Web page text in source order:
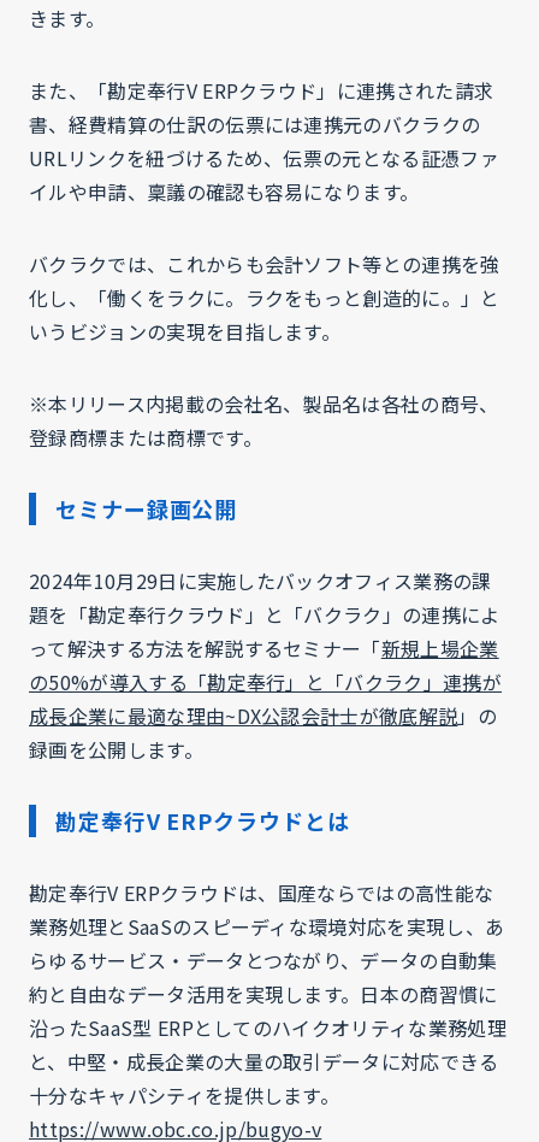
きます。
また、「勘定奉行V ERPクラウド」に連携された請求
書、経費精算の仕訳の伝票には連携元のバクラクの
URLリンクを紐づけるため、伝票の元となる証憑ファ
イルや申請、稟議の確認も容易になります。
バクラクでは、これからも会計ソフト等との連携を強
化し、「働くをラクに。ラクをもっと創造的に。」と
いうビジョンの実現を目指します。
※本リリース内掲載の会社名、製品名は各社の商号、
登録商標または商標です。
セミナー録画公開
2024年10月29日に実施したバックオフィス業務の課
題を「勘定奉行クラウド」と「バクラク」の連携によ
って解決する方法を解説するセミナー「新規上場企業
の50%が導入する「勘定奉行」と「バクラク」連携が
成長企業に最適な理由~DX公認会計士が徹底解説」の
録画を公開します。
勘定奉行V ERPクラウドとは
勘定奉行V ERPクラウドは、国産ならではの高性能な
業務処理とSaaSのスピーディな環境対応を実現し、あ
らゆるサービス・データとつながり、データの自動集
約と自由なデータ活用を実現します。日本の商習慣に
沿ったSaaS型 ERPとしてのハイクオリティな業務処理
と、中堅・成長企業の大量の取引データに対応できる
十分なキャパシティを提供します。
https://www.obc.co.jp/bugyo-v